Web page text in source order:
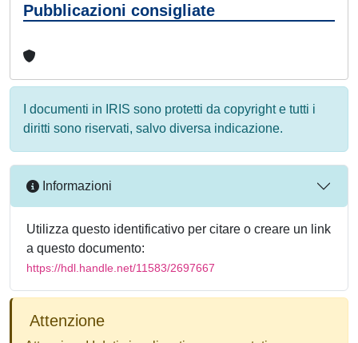
Pubblicazioni consigliate
I documenti in IRIS sono protetti da copyright e tutti i
diritti sono riservati, salvo diversa indicazione.
Informazioni
Utilizza questo identificativo per citare o creare un link
a questo documento:
https://hdl.handle.net/11583/2697667
Attenzione